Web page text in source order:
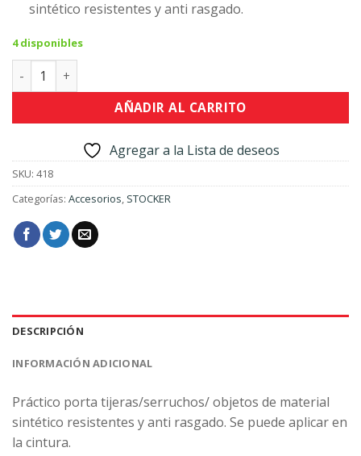
$418.00.$377.00.
sintético resistentes y anti rasgado.
4 disponibles
Funda para tijera y serrucho cantidad
AÑADIR AL CARRITO
Agregar a la Lista de deseos
SKU: 418
Categorías: Accesorios, STOCKER
DESCRIPCIÓN
INFORMACIÓN ADICIONAL
Práctico porta tijeras/serruchos/ objetos de material
sintético resistentes y anti rasgado. Se puede aplicar en
la cintura.